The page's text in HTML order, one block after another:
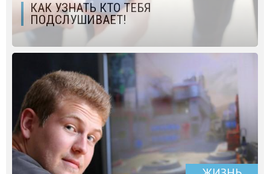
КАК УЗНАТЬ КТО ТЕБЯ
ПОДСЛУШИВАЕТ!